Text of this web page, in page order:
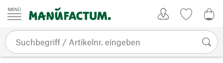
Zum Inhalt springen